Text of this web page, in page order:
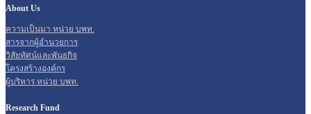
About Us
ความเป็นมา หน่วย บพท.
สารจากผู้อำนวยการ
วิสัยทัศน์และพันธกิจ
โครงสร้างองค์กร
ผู้บริหาร หน่วย บพท.
Research Fund